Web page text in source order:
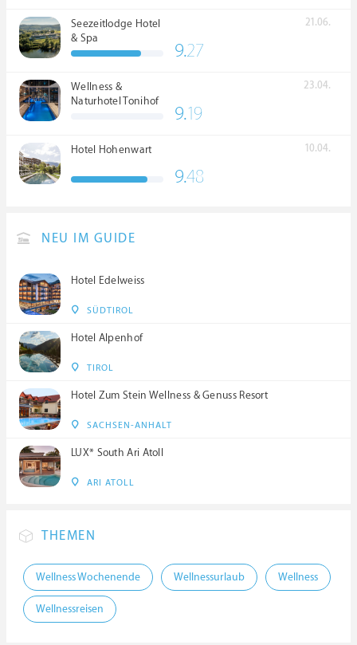
Seezeitlodge Hotel
& Spa
21.06.
9.27
Wellness &
Naturhotel Tonihof
23.04.
9.19
Hotel Hohenwart 10.04.
9.48
NEU IM GUIDE
Hotel Edelweiss
SÜDTIROL
Hotel Alpenhof
TIROL
Hotel Zum Stein Wellness & Genuss Resort
SACHSEN-ANHALT
LUX* South Ari Atoll
ARI ATOLL
THEMEN
Wellness Wochenende Wellnessurlaub Wellness
Wellnessreisen